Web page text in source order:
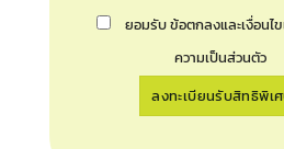
ยอมรับ ข้อตกลงและเงื่อนไ
ความเป็นส่วนตัว